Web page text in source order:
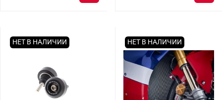
НЕТ В НАЛИЧИИ НЕТ В НАЛИЧИИ